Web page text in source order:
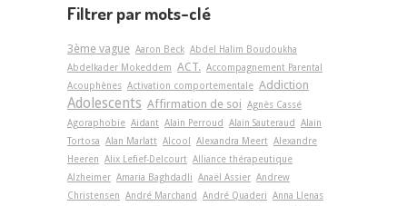
Filtrer par mots-clé
3ème vague Aaron Beck Abdel Halim Boudoukha
Abdelkader Mokeddem ACT. Accompagnement Parental
Acouphènes Activation comportementale Addiction
Adolescents Affirmation de soi Agnès Cassé
Agoraphobie Aidant Alain Perroud Alain Sauteraud
Alain
Tortosa Alan Marlatt Alcool Alexandra Meert Alexandre
Heeren Alix Lefief-Delcourt Alliance thérapeutique
Alzheimer Amaria Baghdadli Anaël Assier Andrew
Christensen André Marchand André Quaderi Anna Llenas